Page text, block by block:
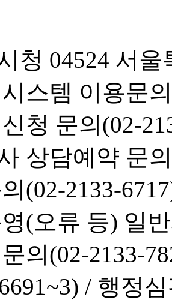
청 04524 서
스템 이용문
청 문의(02-
상담예약 문
(02-2133-
(오류 등) 일
의(02-2133-
/ 행정심